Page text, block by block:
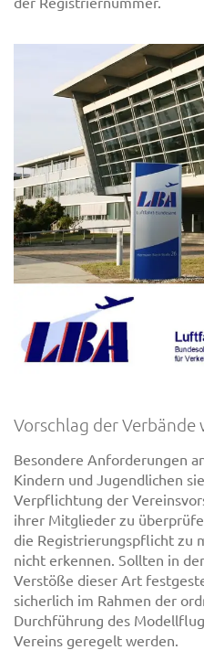
Vorschlag der
Besondere Anforderungen
Kindern und Jugendlichen
Verpflichtung der
ihrer Mitglieder zu
die Registrierungspflicht zu
nicht erkennen. Sollten in
Verstöße dieser Art
sicherlich im Rahmen der
Durchführung des
Vereins geregelt werden.